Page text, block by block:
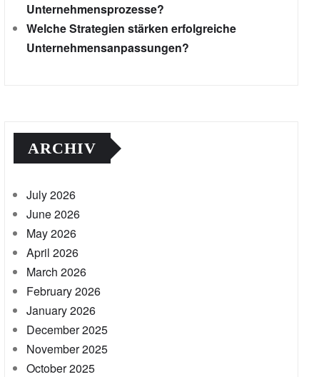
Unternehmensprozesse?
Welche Strategien stärken erfolgreiche
Unternehmensanpassungen?
ARCHIV
July 2026
June 2026
May 2026
April 2026
March 2026
February 2026
January 2026
December 2025
November 2025
October 2025